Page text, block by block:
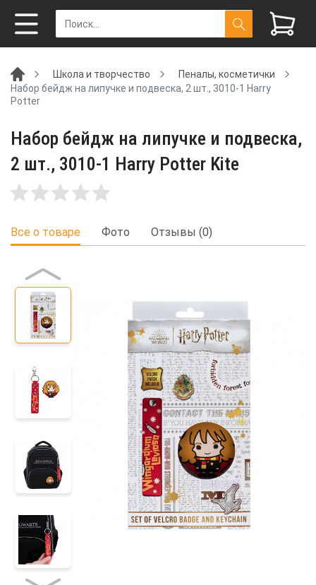
Школа и творчество
Пеналы, косметички
Набор бейдж на липучке и подвеска, 2 шт., 3010-1 Harry
Potter
Набор бейдж на липучке и подвеска,
2 шт., 3010-1 Harry Potter Kite
Все о товаре Фото Отзывы (0)